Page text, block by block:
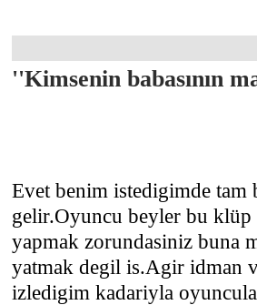
''Kimsenin babasının
Evet benim istedigimde
gelir.Oyuncu beyler bu
yapmak zorundasiniz buna
yatmak degil is.Agir idman
izledigim kadariyla